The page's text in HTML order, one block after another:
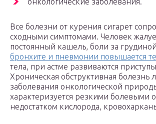
Все болезни от курения сигарет
сходными симптомами. Человек
постоянный кашель, боли за
бронхите и пневмонии повышается
тела, при астме развиваются
Хроническая обструктивная болезнь
заболевания онкологической
характеризуется резкими болевыми
недостатком кислорода,